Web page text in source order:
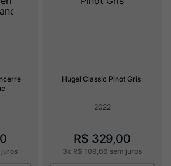
juros
Hugel Classic Pinot Gris
2022
R$ 329,00
3x R$ 109 66 sem juros